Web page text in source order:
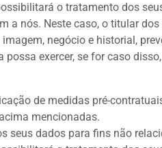
o tratamento dos
a nós. Neste caso, o titular
negócio e historial,
exercer, se for caso
de medidas pré-
mencionadas.
seus dados para fins não